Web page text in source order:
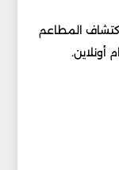
المطاعم
أونلاين.